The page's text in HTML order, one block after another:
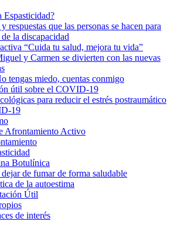
Espasticidad?
respuestas que las personas se hacen para
de la discapacidad
“Cuida tu salud, mejora tu vida”
y Carmen se divierten con las nuevas
tengas miedo, cuentas conmigo
útil sobre el COVID-19
para reducir el estrés postraumático
19
Afrontamiento Activo
Botulínica
de fumar de forma saludable
de la autoestima
Útil
de interés